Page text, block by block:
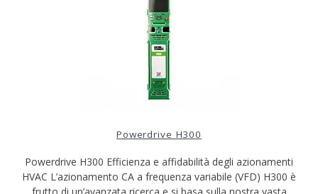
Powerdrive H300
Powerdrive H300 Efficienza e affidabilità degli azionamenti
HVAC L’azionamento CA a frequenza variabile (VFD) H300 è